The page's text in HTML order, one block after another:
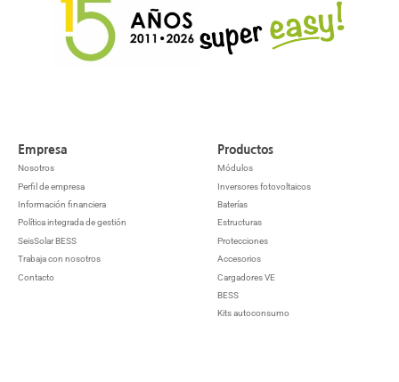
Empresa
Nosotros
Perfil de empresa
Información financiera
Política integrada de gestión
SeisSolar BESS
Trabaja con nosotros
Contacto
Productos
Módulos
Inversores fotovoltaicos
Baterías
Estructuras
Protecciones
Accesorios
Cargadores VE
BESS
Kits autoconsumo